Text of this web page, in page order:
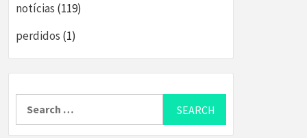
notícias (119)
perdidos (1)